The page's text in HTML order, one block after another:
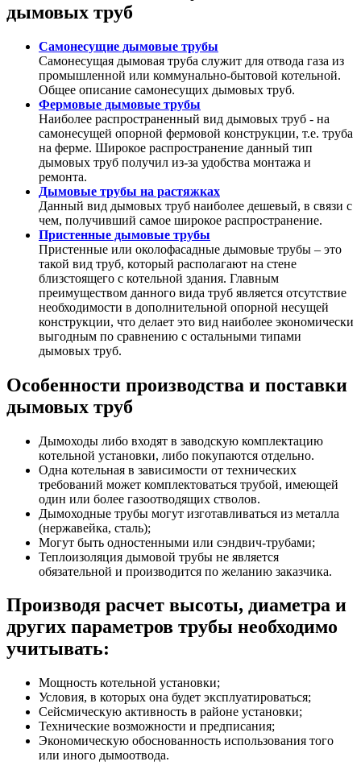
дымовых труб
Самонесущие дымовые трубы
Самонесущая дымовая труба служит для отвода газа из
промышленной или коммунально-бытовой котельной.
Общее описание самонесущих дымовых труб.
Фермовые дымовые трубы
Наиболее распространенный вид дымовых труб - на
самонесущей опорной фермовой конструкции, т.е. труба
на ферме. Широкое распространение данный тип
дымовых труб получил из-за удобства монтажа и
ремонта.
Дымовые трубы на растяжках
Данный вид дымовых труб наиболее дешевый, в связи с
чем, получивший самое широкое распространение.
Пристенные дымовые трубы
Пристенные или околофасадные дымовые трубы – это
такой вид труб, который располагают на стене
близстоящего с котельной здания. Главным
преимуществом данного вида труб является отсутствие
необходимости в дополнительной опорной несущей
конструкции, что делает это вид наиболее экономически
выгодным по сравнению с остальными типами
дымовых труб.
Особенности производства и поставки
дымовых труб
Дымоходы либо входят в заводскую комплектацию
котельной установки, либо покупаются отдельно.
Одна котельная в зависимости от технических
требований может комплектоваться трубой, имеющей
один или более газоотводящих стволов.
Дымоходные трубы могут изготавливаться из металла
(нержавейка, сталь);
Могут быть одностенными или сэндвич-трубами;
Теплоизоляция дымовой трубы не является
обязательной и производится по желанию заказчика.
Производя расчет высоты, диаметра и
других параметров трубы необходимо
учитывать:
Мощность котельной установки;
Условия, в которых она будет эксплуатироваться;
Сейсмическую активность в районе установки;
Технические возможности и предписания;
Экономическую обоснованность использования того
или иного дымоотвода.